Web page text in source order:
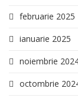
februarie 2025
ianuarie 2025
noiembrie
octombrie